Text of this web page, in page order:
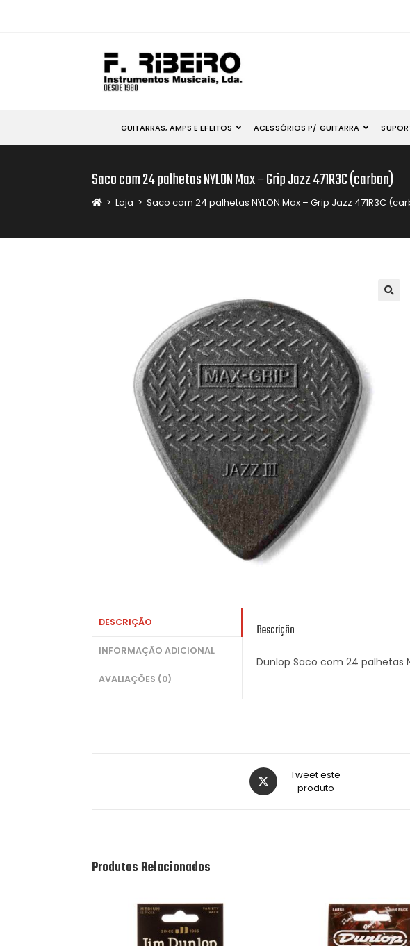
GUITARRAS, AMPS E EFEITOS ACESSÓRIOS P/ GUITARRA
Saco com 24 palhetas NYLON Max – Grip Jazz 471R3C (carbon)
> Loja > Saco com 24 palhetas NYLON Max – Grip Jazz 471R3C
DESCRIÇÃO
INFORMAÇÃO ADICIONAL
AVALIAÇÕES (0)
Descrição
Dunlop Saco com 24 palhetas
Tweet este
produto
Produtos Relacionados